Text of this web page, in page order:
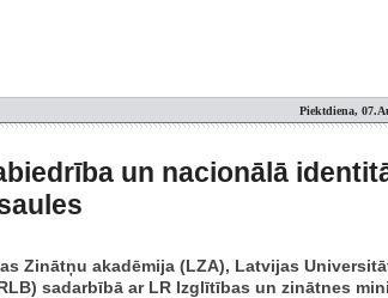
Piektdiena,
un nacionālā
Zinātņu akadēmija (LZA), Latvijas
sadarbībā ar LR Izglītības un zinātnes